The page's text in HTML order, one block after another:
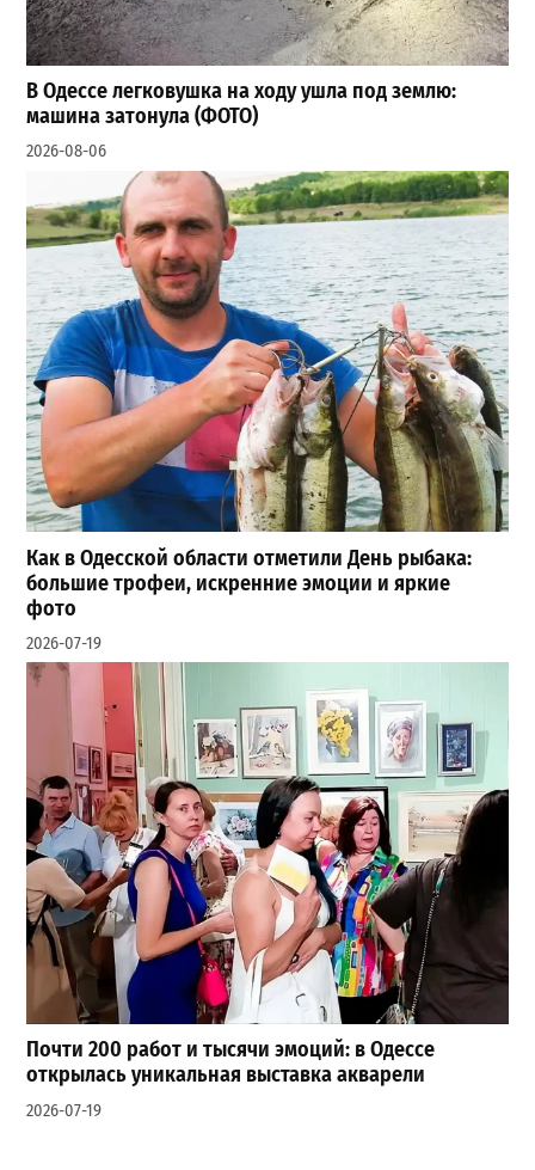
В Одессе легковушка на ходу ушла под землю:
машина затонула (ФОТО)
2026-08-06
Как в Одесской области отметили День рыбака:
большие трофеи, искренние эмоции и яркие
фото
2026-07-19
Почти 200 работ и тысячи эмоций: в Одессе
открылась уникальная выставка акварели
2026-07-19